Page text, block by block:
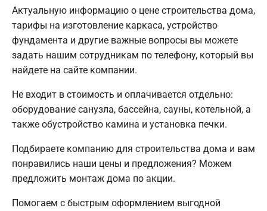
Актуальную информацию о цене строительства дома,
тарифы на изготовление каркаса, устройство
фундамента и другие важные вопросы вы можете
задать нашим сотрудникам по телефону, который вы
найдете на сайте компании.
Не входит в стоимость и оплачивается отдельно:
оборудование санузла, бассейна, сауны, котельной, а
также обустройство камина и установка печки.
Подбираете компанию для строительства дома и вам
понравились наши цены и предложения? Можем
предложить монтаж дома по акции.
Помогаем с быстрым оформлением выгодной